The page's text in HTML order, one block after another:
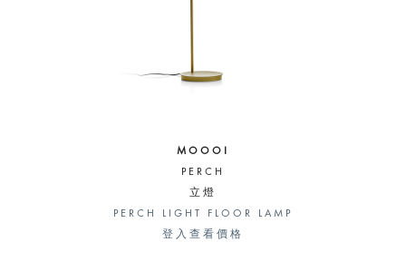
MOOOI
PERCH
立燈
PERCH LIGHT FLOOR LAMP
登入查看價格